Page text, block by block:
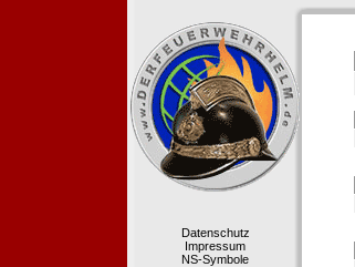
Datenschutz
Impressum
NS-Symbole